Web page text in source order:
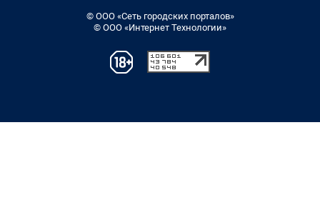
© ООО «Сеть городских порталов»
© ООО «Интернет Технологии»